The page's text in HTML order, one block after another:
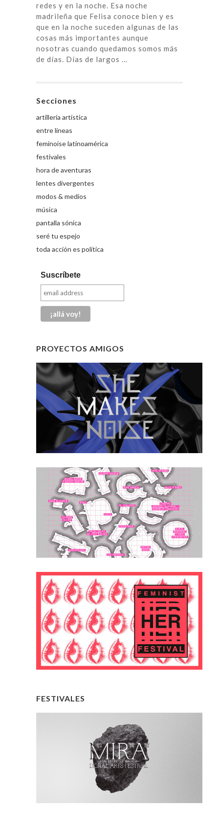
redes y en la noche. Esa noche
madrileña que Felisa conoce bien y es
que en la noche suceden algunas de las
cosas más importantes aunque
nosotras cuando quedamos somos más
de días. Días de largos ...
Secciones
artillería artística
entre líneas
feminoise latinoamérica
festivales
hora de aventuras
lentes divergentes
modos & medios
música
pantalla sónica
seré tu espejo
toda acción es política
Suscríbete
PROYECTOS AMIGOS
FESTIVALES